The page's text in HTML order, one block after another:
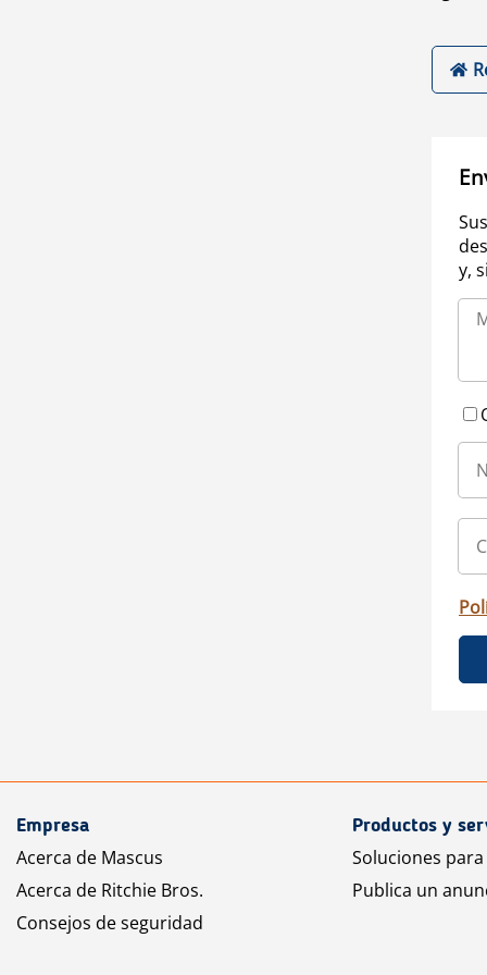
y,
Empresa
Acerca de Mascus
Acerca de Ritchie Bros.
Consejos de seguridad
Productos y
Soluciones
Publica un